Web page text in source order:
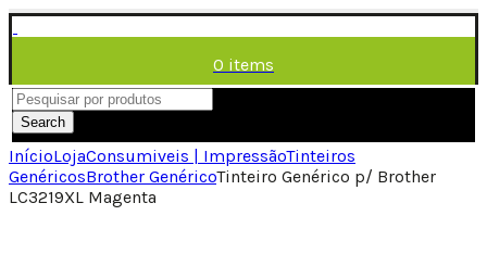
0 items
/ 0,00€
Menu
Search
InícioLojaConsumiveis | ImpressãoTinteiros
GenéricosBrother GenéricoTinteiro Genérico p/ Brother
LC3219XL Magenta